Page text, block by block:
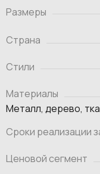
Страна
Стили
Материалы
Металл, дерево,
Сроки реализации
Ценовой сегмент
Размеры